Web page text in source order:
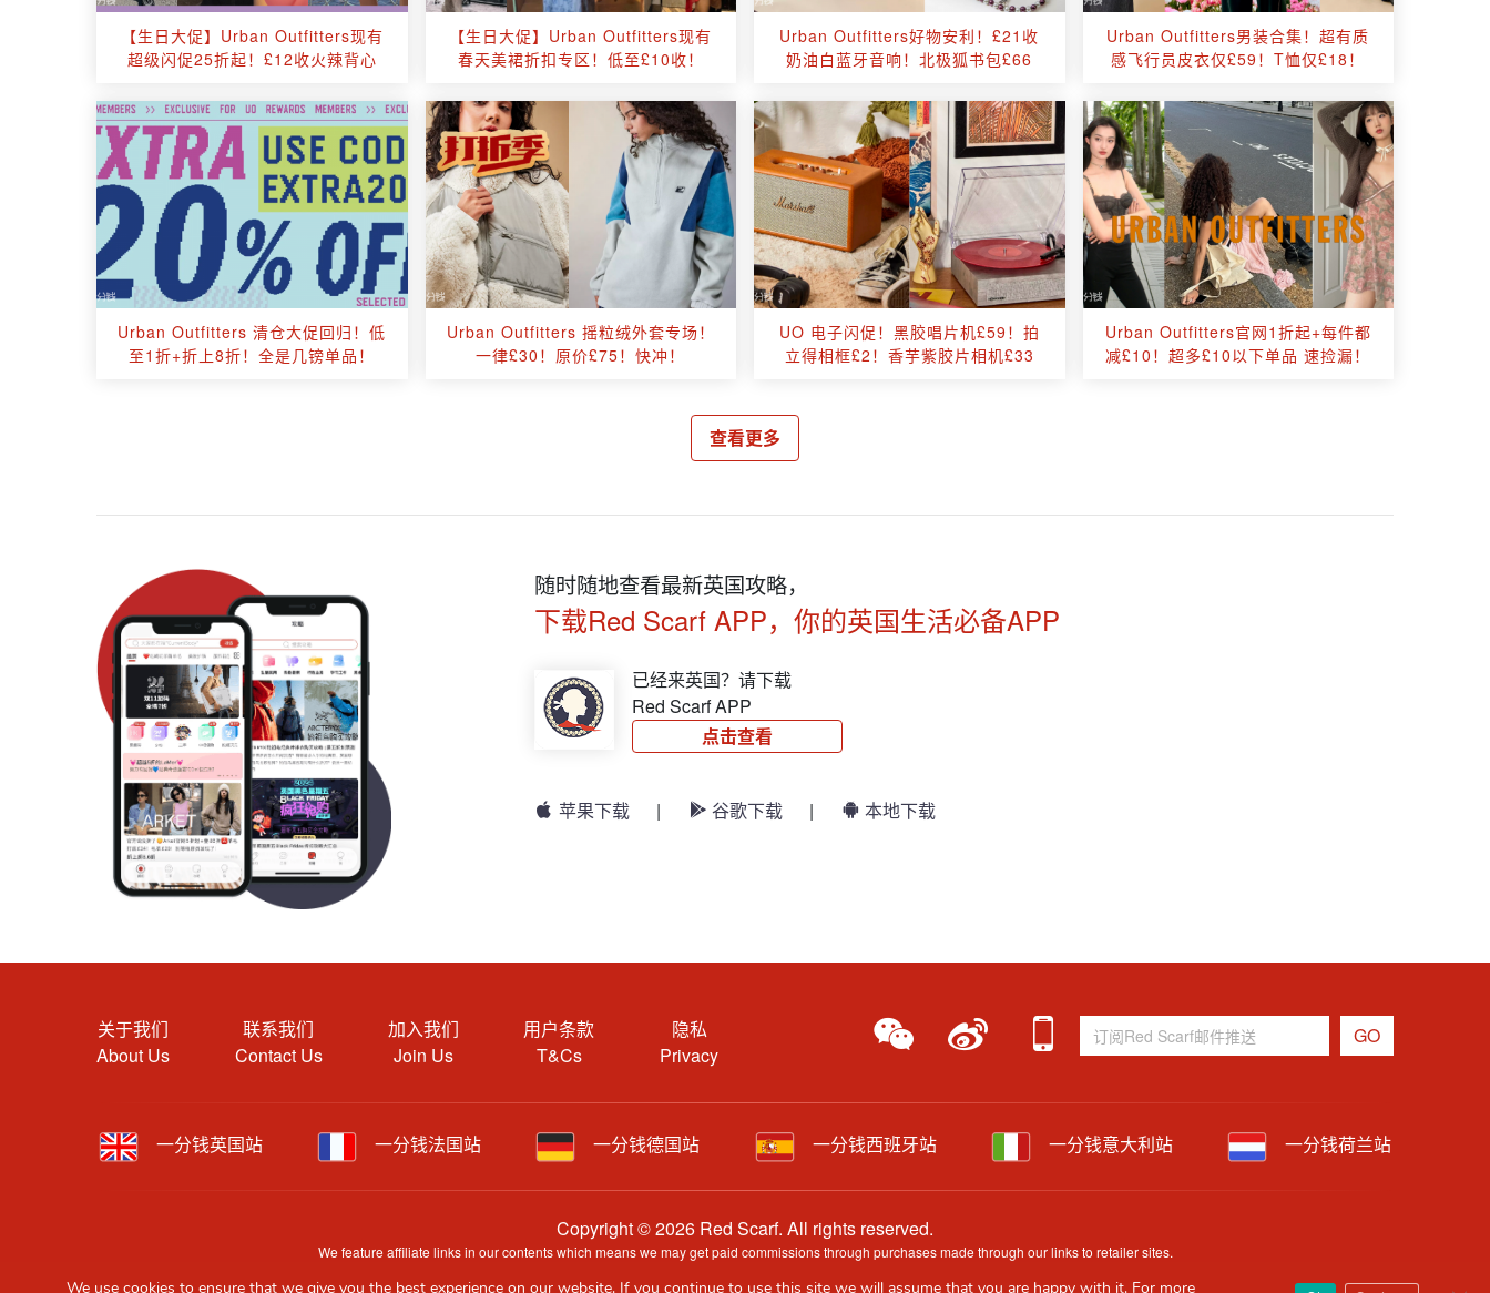
【生日大促】Urban Outfitters现有
超级闪促25折起！£12收火辣背心
【生日大促】Urban Outfitters现有
春天美裙折扣专区！低至£10收！
Urban Outfitters好物安利！£21收
奶油白蓝牙音响！北极狐书包£66
Urban Outfitters男装合集！超有质
感飞行员皮衣仅£59！T恤仅£18！
Urban Outfitters 清仓大促回归！低
至1折+折上8折！全是几镑单品！
Urban Outfitters 摇粒绒外套专场！
一律£30！原价£75！快冲！
UO 电子闪促！黑胶唱片机£59！拍
立得相框£2！香芋紫胶片相机£33
Urban Outfitters官网1折起+每件都
减£10！超多£10以下单品 速捡漏！
查看更多
随时随地查看最新英国攻略，
下载Red Scarf APP，你的英国生活必备APP
已经来英国？请下载
Red Scarf APP
点击查看
苹果下载 | 谷歌下载 | 本地下载
关于我们
About Us
联系我们
Contact Us
加入我们
Join Us
用户条款
T&Cs
隐私
Privacy
一分钱英国站 一分钱法国站 一分钱德国站 一分钱西班牙站 一分钱意大利站 一分钱荷兰站
Copyright © 2026 Red Scarf. All rights reserved.
We feature affiliate links in our contents which means we may get paid commissions through purchases made through our links to retailer sites.
We use cookies to ensure that we give you the best experience on our website. If you continue to use this site we will assume that you are happy with it. For more